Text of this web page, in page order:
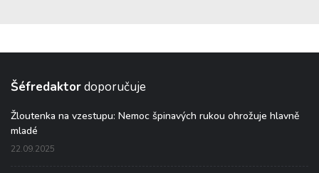
Šéfredaktordoporučuje
Žloutenka na vzestupu: Nemoc špinavých rukou ohrožuje hlavně
mladé
22.09.2025